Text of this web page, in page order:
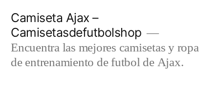
contenido
Camiseta Ajax –
Camisetasdefutbolshop
Encuentra las mejores camisetas y ropa
de entrenamiento de futbol de Ajax.